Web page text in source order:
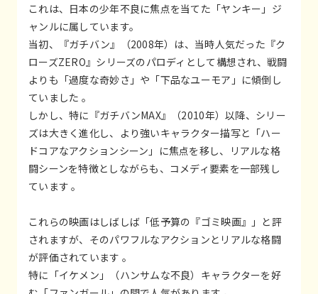
これは、日本の少年不良に焦点を当てた「ヤンキー」ジ
ャンルに属しています。
当初、『ガチバン』（2008年）は、当時人気だった『ク
ローズZERO』シリーズのパロディとして構想され、戦闘
よりも「過度な奇妙さ」や「下品なユーモア」に傾倒し
ていました 。
しかし、特に『ガチバンMAX』（2010年）以降、シリー
ズは大きく進化し、より強いキャラクター描写と「ハー
ドコアなアクションシーン」に焦点を移し、リアルな格
闘シーンを特徴としながらも、コメディ要素を一部残し
ています 。
これらの映画はしばしば「低予算の『ゴミ映画』」と評
されますが、そのパワフルなアクションとリアルな格闘
が評価されています 。
特に「イケメン」（ハンサムな不良）キャラクターを好